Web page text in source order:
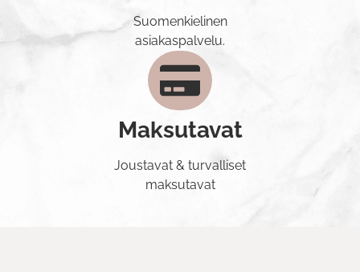
Suomenkielinen
asiakaspalvelu.
Maksutavat
Joustavat & turvalliset
maksutavat